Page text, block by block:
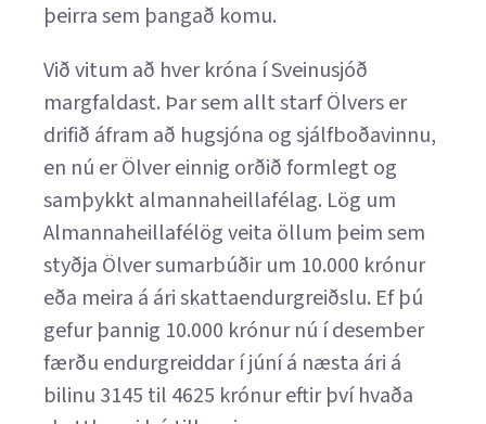
þeirra sem þangað komu.
Við vitum að hver króna í Sveinusjóð
margfaldast. Þar sem allt starf Ölvers er
drifið áfram að hugsjóna og sjálfboðavinnu,
en nú er Ölver einnig orðið formlegt og
samþykkt almannaheillafélag. Lög um
Almannaheillafélög veita öllum þeim sem
styðja Ölver sumarbúðir um 10.000 krónur
eða meira á ári skattaendurgreiðslu. Ef þú
gefur þannig 10.000 krónur nú í desember
færðu endurgreiddar í júní á næsta ári á
bilinu 3145 til 4625 krónur eftir því hvaða